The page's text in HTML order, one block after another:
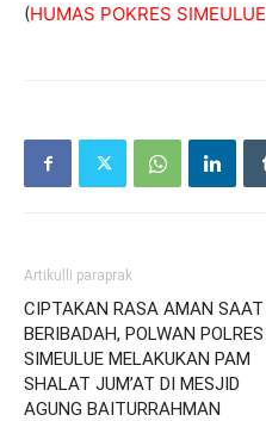
(HUMAS POKRES SIMEULUE
Artikulli paraprak
CIPTAKAN RASA AMAN SAAT
BERIBADAH, POLWAN POLRES
SIMEULUE MELAKUKAN PAM
SHALAT JUM’AT DI MESJID
AGUNG BAITURRAHMAN